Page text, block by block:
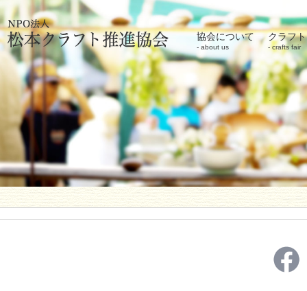
協会について
about us
クラフ
crafts fair